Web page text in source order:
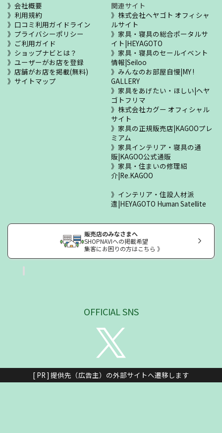
会社概要
利用規約
口コミ利用ガイドライン
プライバシーポリシー
ご利用ガイド
ショップナビとは？
ユーザーがお店を登録
店舗がお店を掲載(無料)
サイトマップ
関連サイト
株式会社ヘヤゴト オフィシャ
ルサイト
家具・寝具の総合ポータルサ
イト|HEYAGOTO
家具・寝具のセールイベント
情報|Seiloo
みんなのお部屋自慢|MY !
GALLERY
家具をあげたい・ほしい|ヘヤ
ゴトフリマ
株式会社カグー オフィシャル
サイト
家具の正規販売店|KAGOOプレ
ミアム
家具インテリア・寝具の通
販|KAGOO公式通販
家具・住まいの修理紹
介|Re.KAGOO
インテリア・住設人材派
遣|HEYAGOTO Human Satellite
販売店のみなさまへ
SHOPNAVIへの掲載希望
集客にお困りの方はこちら 》
OFFICIAL SNS
[ PR ] 提供先（広告主）の外部サイトへ遷移します